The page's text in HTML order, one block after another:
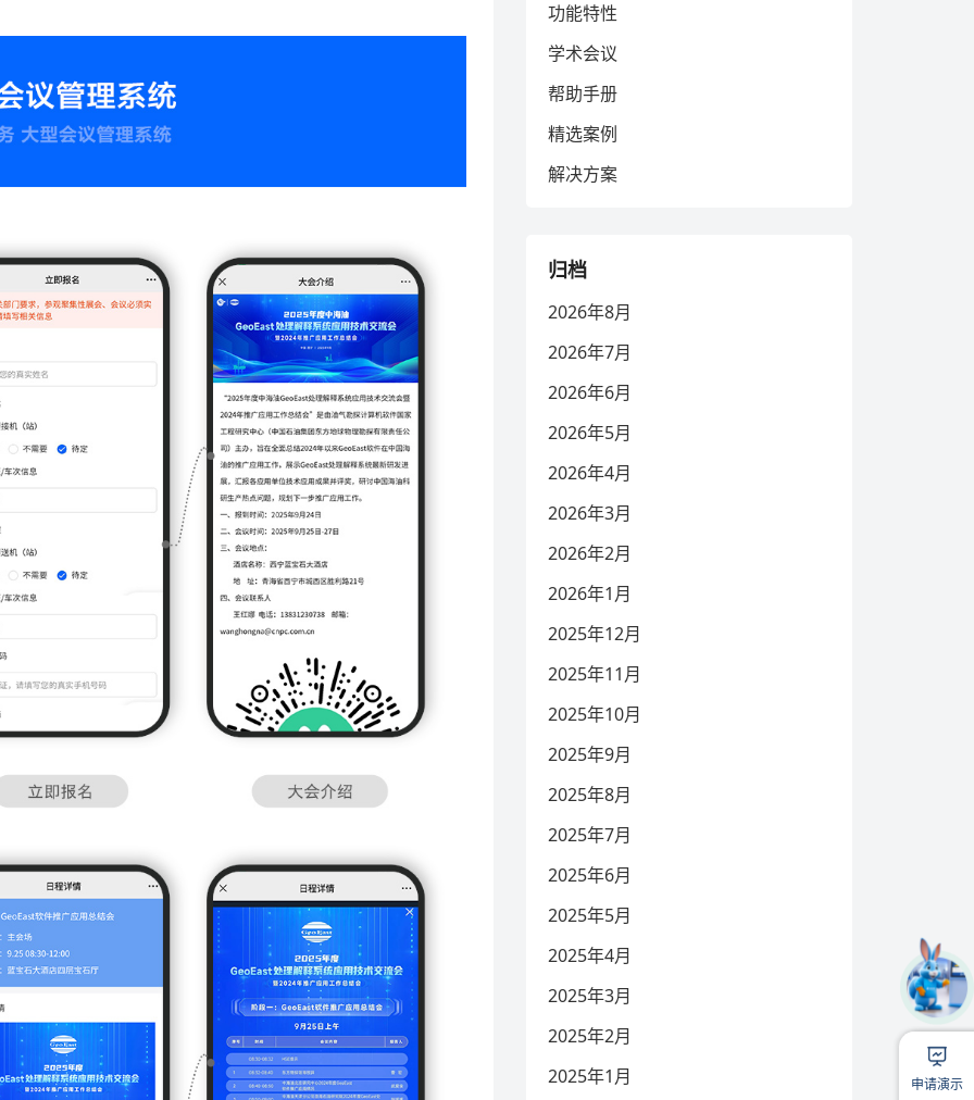
功能特性
学术会议
帮助手册
精选案例
解决方案
归档
2026年8月
2026年7月
2026年6月
2026年5月
2026年4月
2026年3月
2026年2月
2026年1月
2025年12月
2025年11月
2025年10月
2025年9月
2025年8月
2025年7月
2025年6月
2025年5月
2025年4月
2025年3月
2025年2月
2025年1月
申请演示